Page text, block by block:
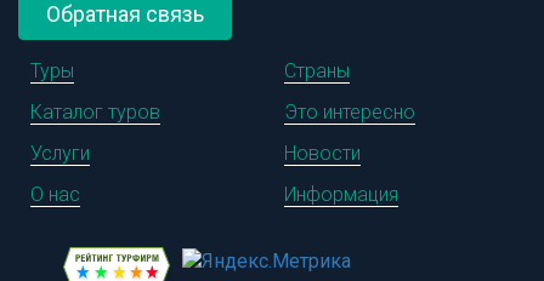
Обратная связь
Туры
Страны
Каталог туров
Это интересно
Услуги
Новости
О нас
Информация